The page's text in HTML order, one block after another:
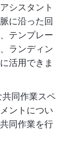
シスタント
に沿った回
テンプレー
ランディン
活用できま
同作業スペ
ントについ
同作業を行